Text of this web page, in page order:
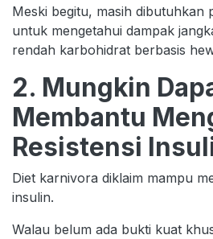
Meski begitu, masih dibutuhkan
untuk mengetahui dampak
rendah karbohidrat berbasis
2. Mungkin
Membantu
Resistensi
Diet karnivora diklaim mampu
insulin.
Walau belum ada bukti kuat